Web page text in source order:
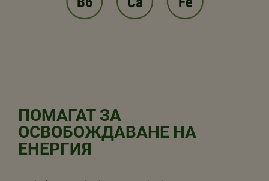
ПОМАГАТ ЗА
ОСВОБОЖДАВАНЕ НА
ЕНЕРГИЯ